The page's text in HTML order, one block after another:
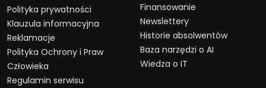
Polityka prywatności
Klauzula informacyjna
Reklamacje
Polityka Ochrony i Praw
Człowieka
Regulamin serwisu
Finansowanie
Newslettery
Historie absolwentów
Baza narzędzi o AI
Wiedza o IT